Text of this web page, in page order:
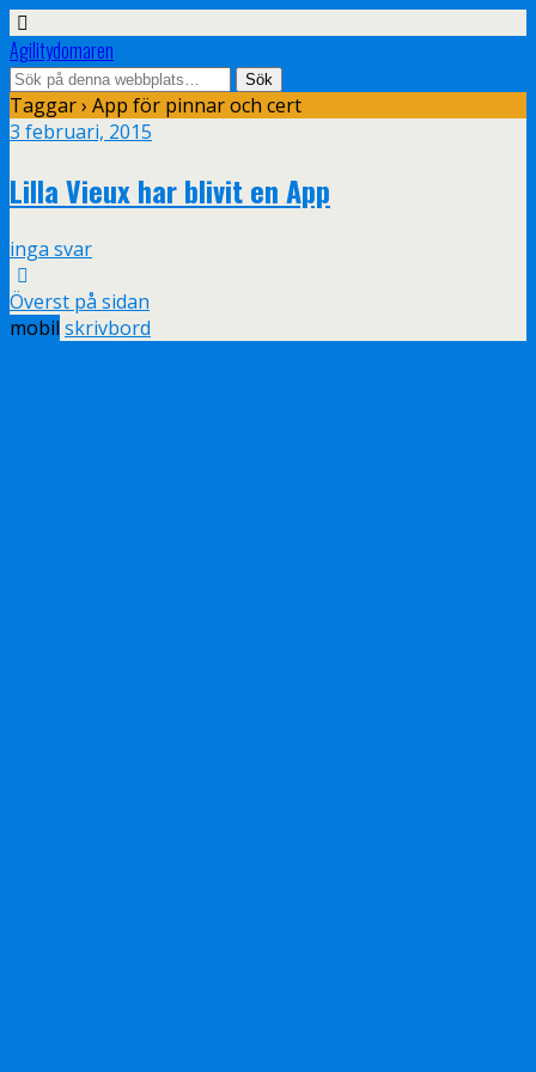
Agilitydomaren
Taggar › App för pinnar och cert
3 februari, 2015
Lilla Vieux har blivit en App
inga svar
Överst på sidan
mobil skrivbord